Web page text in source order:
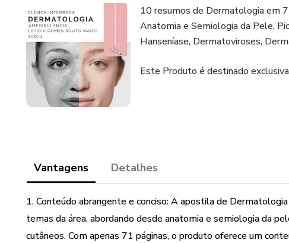
10 resumos de Dermatologia em
Anatomia e Semiologia da Pele,
Hanseníase, Dermatoviroses,
Este Produto é destinado
Vantagens Detalhes
1. Conteúdo abrangente e conciso: A apostila de
temas da área, abordando desde anatomia e semiologia da
cutâneos. Com apenas 71 páginas, o produto oferece um